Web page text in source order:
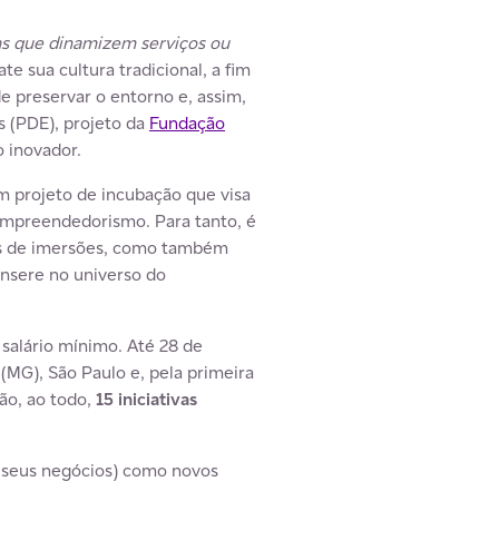
que dinamizem serviços ou
sua cultura tradicional, a fim
preservar o entorno e, assim,
(PDE), projeto da Fundação
inovador.
projeto de incubação que visa
Para tanto, é
imersões, como também
no universo do
mínimo. Até 28 de
São Paulo e, pela primeira
ao todo, 15 iniciativas
negócios) como novos